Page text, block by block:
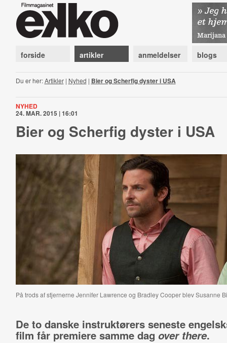
forside artikler anmeldelser blogs
Du er her:Artikler| Nyhed | Bier og Scherfig dyster i USA
NYHED
24. MAR. 2015 | 16:01
Bier og Scherfig dyster i USA
På trods af stjernerne Jennifer Lawrence og Bradley Cooper blev Susanne
De to danske instruktørers seneste
film får premiere samme dag over there.